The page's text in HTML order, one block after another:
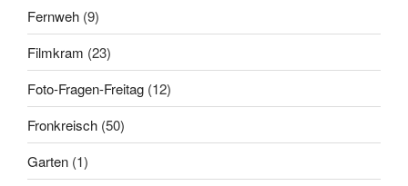
Fernweh (9)
Filmkram (23)
Foto-Fragen-Freitag (12)
Fronkreisch (50)
Garten (1)